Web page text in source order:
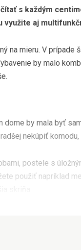
s každým
využite aj
na mieru. V
by malo
by mala byť
nekúpiť
postele s
použiť napríklad